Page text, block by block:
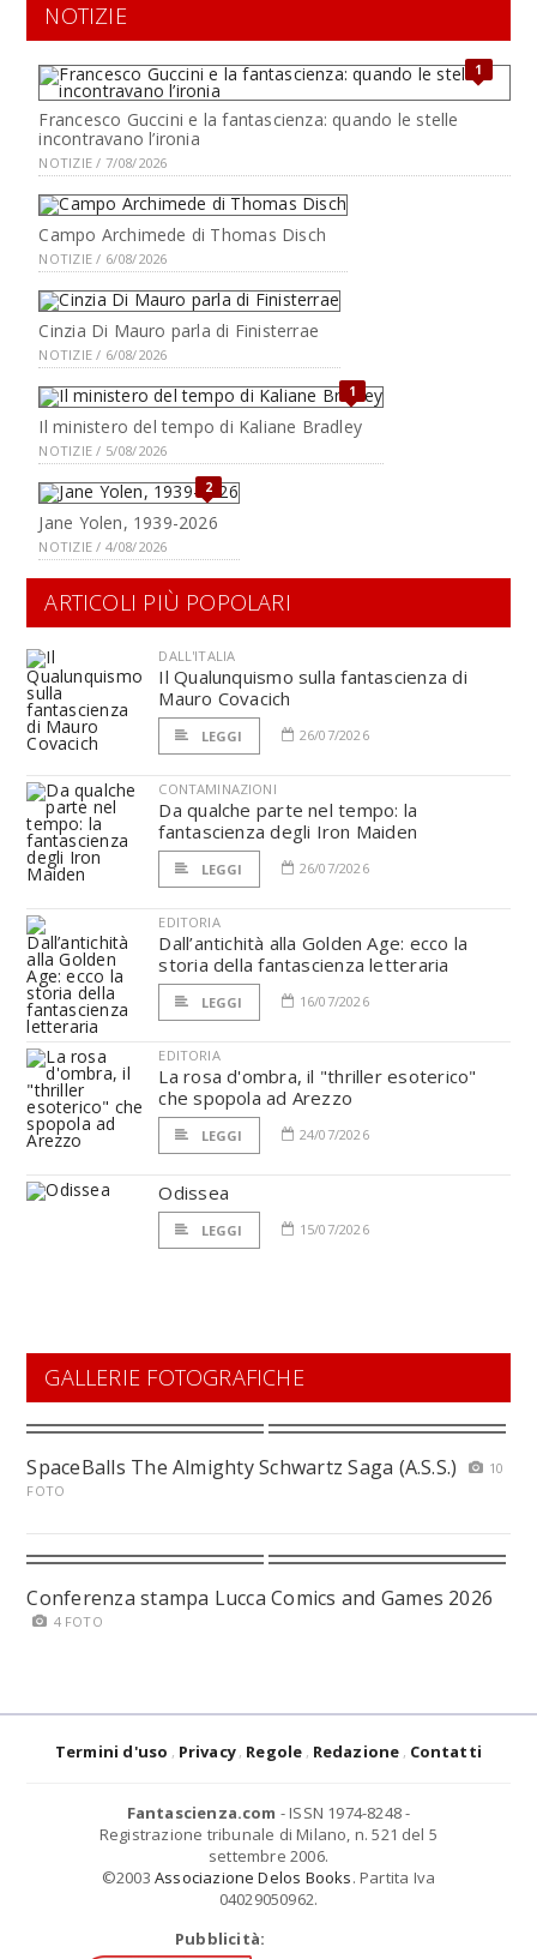
NOTIZIE
1
Francesco Guccini e la fantascienza: quando le stelle
incontravano l’ironia
NOTIZIE / 7/08/2026
Campo Archimede di Thomas Disch
NOTIZIE / 6/08/2026
Cinzia Di Mauro parla di Finisterrae
NOTIZIE / 6/08/2026
1
Il ministero del tempo di Kaliane Bradley
NOTIZIE / 5/08/2026
2
Jane Yolen, 1939-2026
NOTIZIE / 4/08/2026
ARTICOLI PIÙ POPOLARI
DALL'ITALIA
Il Qualunquismo sulla fantascienza di
Mauro Covacich
LEGGI 26/07/2026
CONTAMINAZIONI
Da qualche parte nel tempo: la
fantascienza degli Iron Maiden
LEGGI 26/07/2026
EDITORIA
Dall’antichità alla Golden Age: ecco la
storia della fantascienza letteraria
LEGGI 16/07/2026
EDITORIA
La rosa d'ombra, il "thriller esoterico"
che spopola ad Arezzo
LEGGI 24/07/2026
Odissea
LEGGI 15/07/2026
GALLERIE FOTOGRAFICHE
SpaceBalls The Almighty Schwartz Saga (A.S.S.)
10
FOTO
Conferenza stampa Lucca Comics and Games 2026
4 FOTO
Termini d'uso Privacy Regole Redazione Contatti
Fantascienza.com - ISSN 1974-8248 -
Registrazione tribunale di Milano, n. 521 del 5
settembre 2006.
©2003 Associazione Delos Books. Partita Iva
04029050962.
Pubblicità: